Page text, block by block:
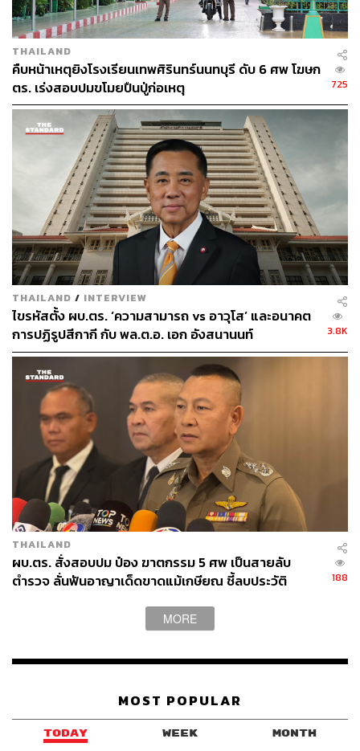
250
ABOUT THE AUTHOR
THE STANDARD TEAM
กองบรรณาธิการ THE STANDARD
THAILAND
คืบหน้าเหตุยิงโรงเรียนเทพศิรินทร์นนทบุรี ดับ 6 ศพ โฆษก
ตร. เร่งสอบปมขโมยปืนปู่ก่อเหตุ
725
THAILAND / INTERVIEW
ไขรหัสตั้ง ผบ.ตร. ‘ความสามารถ vs อาวุโส’ และอนาคต
การปฏิรูปสีกากี กับ พล.ต.อ. เอก อังสนานนท์
3.8K
THAILAND
ผบ.ตร. สั่งสอบปม ป๋อง ฆาตกรรม 5 ศพ เป็นสายลับ
ตำรวจ ลั่นฟันอาญาเด็ดขาดแม้เกษียณ ชี้ลบประวัติ
188
MORE
MOST POPULAR
TODAY WEEK MONTH